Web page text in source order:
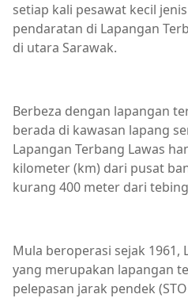
setiap kali pesawat kecil
pendaratan di Lapangan
di utara Sarawak.
Berbeza dengan lapangan
berada di kawasan lapang
Lapangan Terbang Lawas
kilometer (km) dari pusat
kurang 400 meter dari
Mula beroperasi sejak 1961,
yang merupakan lapangan
pelepasan jarak pendek